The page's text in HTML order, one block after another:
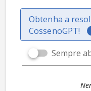
Obtenha a
CossenoGPT!
Sempre